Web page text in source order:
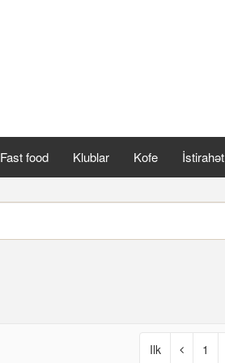
Fast food Klublar Kofe
Ilk 1